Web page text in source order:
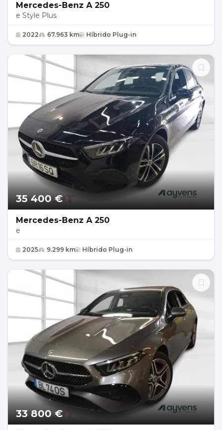
Mercedes-Benz A 250
e Style Plus
2022 67.963 km Híbrido Plug-in
35 400 €
Mercedes-Benz A 250
e
2025 9.299 km Híbrido Plug-in
33 800 €